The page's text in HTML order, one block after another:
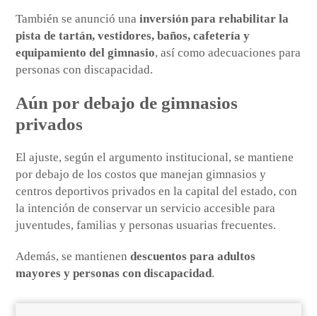
También se anunció unainversión para rehabilitar la
pista de tartán, vestidores, baños, cafetería y
equipamiento del gimnasio, así como adecuaciones para
personas con discapacidad.
Aún por debajo de gimnasios
privados
El ajuste, según el argumento institucional, se mantiene
por debajo de los costos que manejan gimnasios y
centros deportivos privados en la capital del estado, con
la intención de conservar un servicio accesible para
juventudes, familias y personas usuarias frecuentes.
Además, se mantienendescuentos para adultos
mayores y personas con discapacidad.